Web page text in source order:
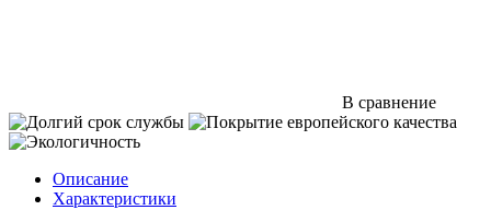
В сравнение
Описание
Характеристики